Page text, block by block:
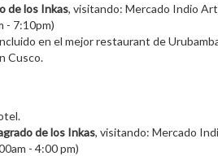
de los Inkas, visitando: Mercado Indio
- 7:10pm)
en el mejor restaurant de
Cusco.
de los Inkas, visitando: Mercado
- 4:00 pm)